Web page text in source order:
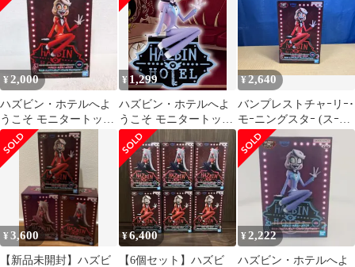
¥2,000
ハズビン・ホテルへよ
うこそ モニタートップ
フィギュア チャーリ
ーモーニングスター
¥ 1,299
ハズビン・ホテルへよ
うこそ モニタートッ
プ チャーリーモーニ
ングスター ②
¥2,640
バンプレストチャｰリｰ･
モｰニングスタｰ (スｰツ:
レッド) ハズビン･ホテ
ルへようこそ モニタｰ
トップフィギュア -
Charlie Morningstar-
¥3,600
【新品未開封】ハズビ
¥6,400
【6個セット】ハズビ
¥2,222
ハズビン・ホテルへよ